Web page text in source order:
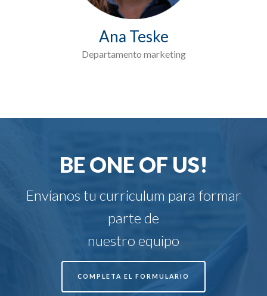
Ana Teske
Departamento marketing
BE ONE OF US!
Envíanos tu curriculum para formar
parte de
nuestro equipo
COMPLETA EL FORMULARIO